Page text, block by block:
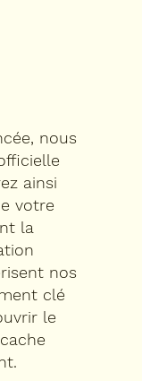
nous
ainsi
votre
la
nos
clé
le